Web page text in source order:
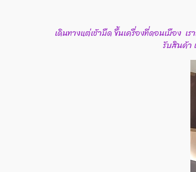
เดินทางแต่เช้ามืด ขึ้นเครื่องที่ดอนเมือง เร
รับสินค้า